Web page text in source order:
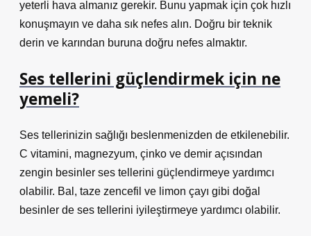
yeterli hava almanız gerekir. Bunu yapmak için çok hızlı
konuşmayın ve daha sık nefes alın. Doğru bir teknik
derin ve karından buruna doğru nefes almaktır.
Ses tellerini güçlendirmek için ne
yemeli?
Ses tellerinizin sağlığı beslenmenizden de etkilenebilir.
C vitamini, magnezyum, çinko ve demir açısından
zengin besinler ses tellerini güçlendirmeye yardımcı
olabilir. Bal, taze zencefil ve limon çayı gibi doğal
besinler de ses tellerini iyileştirmeye yardımcı olabilir.